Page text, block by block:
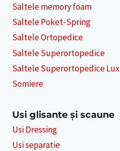
Saltele memory foam
Saltele Poket-Spring
Saltele Ortopedice
Saltele Superortopedice
Saltele Superortopedice Lux
Somiere
Usi glisante și scaune
Usi Dressing
Usi separatie